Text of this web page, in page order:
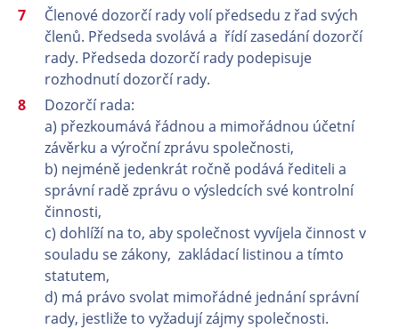
Členové dozorčí rady volí předsedu z řad svých
členů. Předseda svolává a řídí zasedání dozorčí
rady. Předseda dozorčí rady podepisuje
rozhodnutí dozorčí rady.
Dozorčí rada:
a) přezkoumává řádnou a mimořádnou účetní
závěrku a výroční zprávu společnosti,
b) nejméně jedenkrát ročně podává řediteli a
správní radě zprávu o výsledcích své kontrolní
činnosti,
c) dohlíží na to, aby společnost vyvíjela činnost v
souladu se zákony, zakládací listinou a tímto
statutem,
d) má právo svolat mimořádné jednání správní
rady, jestliže to vyžadují zájmy společnosti.